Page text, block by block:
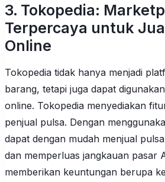
3. Tokopedia:
Terpercaya untuk
Online
Tokopedia tidak hanya menjadi
barang, tetapi juga dapat
online. Tokopedia menyediakan
penjual pulsa. Dengan
dapat dengan mudah menjual
dan memperluas jangkauan pasar
memberikan keuntungan berupa